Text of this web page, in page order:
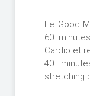
Le Good
60
Cardio et
40
stretching